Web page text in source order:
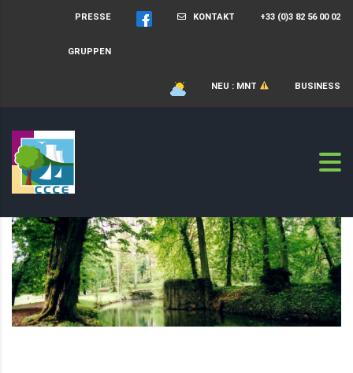
+33 (0)3 82 56 00 02
KONTAKT
PRESSE
GRUPPEN
BUSINESS
NEU : MNT